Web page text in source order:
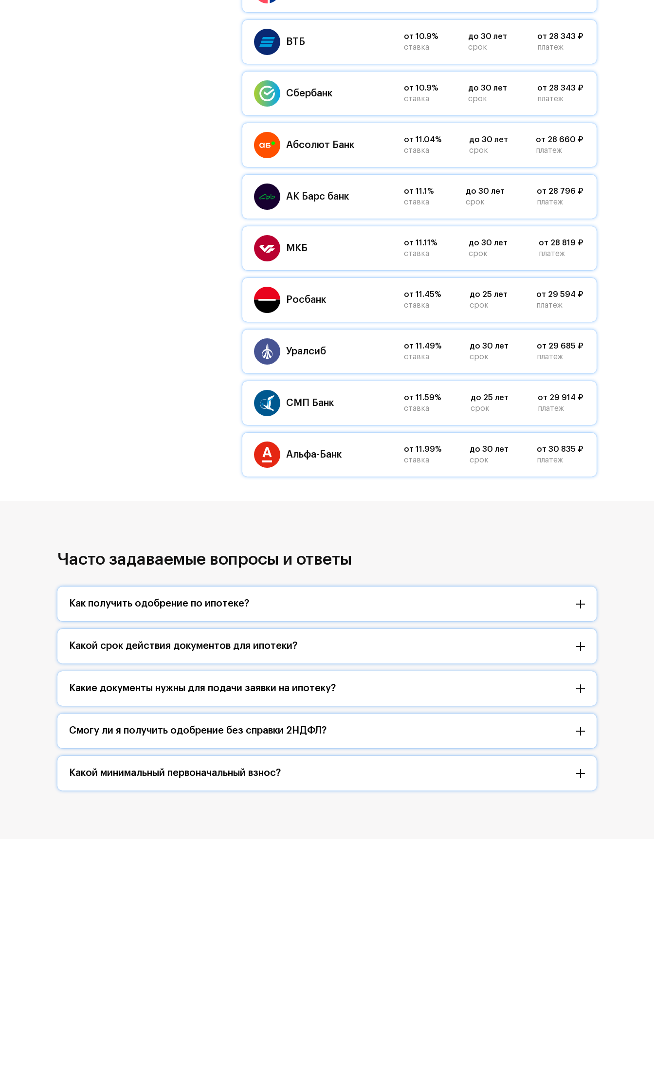
ВТБ
от 10.9%
ставка
до 30 лет
срок
от 28 343 ₽
платеж
Сбербанк
от 10.9%
ставка
до 30 лет
срок
от 28 343 ₽
платеж
Абсолют Банк
от 11.04%
ставка
до 30 лет
срок
от 28 660 ₽
платеж
АК Барс банк
от 11.1%
ставка
до 30 лет
срок
от 28 796 ₽
платеж
МКБ
от 11.11%
ставка
до 30 лет
срок
от 28 819 ₽
платеж
Росбанк
от 11.45%
ставка
до 25 лет
срок
от 29 594 ₽
платеж
Уралсиб
от 11.49%
ставка
до 30 лет
срок
от 29 685 ₽
платеж
СМП Банк
от 11.59%
ставка
до 25 лет
срок
от 29 914 ₽
платеж
Альфа-Банк
от 11.99%
ставка
до 30 лет
срок
от 30 835 ₽
платеж
Часто задаваемые вопросы и ответы
Как получить одобрение по ипотеке?
Какой срок действия документов для ипотеки?
Какие документы нужны для подачи заявки на ипотеку?
Смогу ли я получить одобрение без справки 2НДФЛ?
Какой минимальный первоначальный взнос?